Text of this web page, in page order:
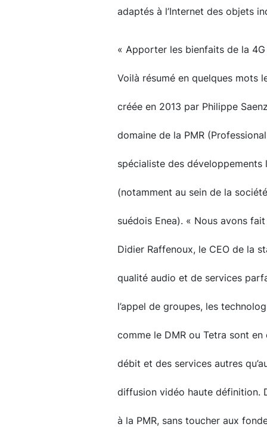
adaptés à l’Internet des objets
« Apporter les bienfaits de la
Voilà résumé en quelques mots
créée en 2013 par Philippe
domaine de la PMR
spécialiste des
(notamment au sein de la
suédois Enea). « Nous avons
Didier Raffenoux, le CEO de la
qualité audio et de services
l’appel de groupes, les
comme le DMR ou Tetra sont
débit et des services autres
diffusion vidéo haute définition.
à la PMR, sans toucher aux